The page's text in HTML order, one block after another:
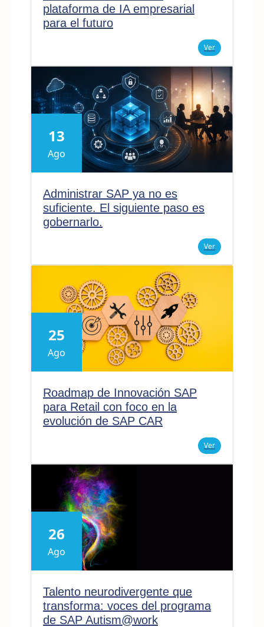
plataforma de IA empresarial
para el futuro
Ver
13
Ago
Administrar SAP ya no es
suficiente. El siguiente paso es
gobernarlo.
Ver
25
Ago
Roadmap de Innovación SAP
para Retail con foco en la
evolución de SAP CAR
Ver
26
Ago
Talento neurodivergente que
transforma: voces del programa
de SAP Autism@work